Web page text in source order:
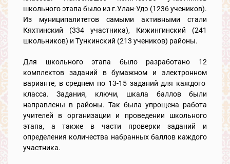
школьного этапа было из г.Улан-Удэ (1236 учеников).
Из муниципалитетов самыми активными стали
Кяхтинский (334 участника), Кижингинский (241
школьников) и Тункинский (213 учеников) районы.
Для школьного этапа было разработано 12
комплектов заданий в бумажном и электронном
варианте, в среднем по 13-15 заданий для каждого
класса. Задания, ключи, шкала баллов были
направлены в районы. Так была упрощена работа
учителей в организации и проведении школьного
этапа, а также в части проверки заданий и
определения количества набранных баллов каждого
участника.